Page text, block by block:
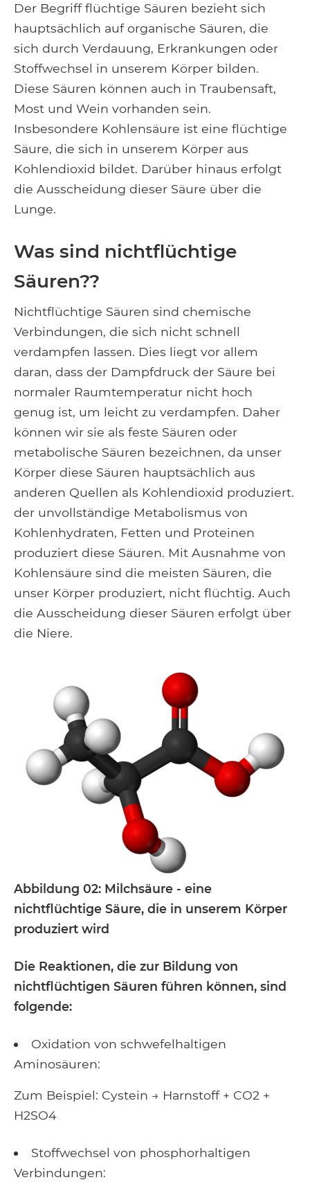
Der Begriff flüchtige Säuren bezieht sich
hauptsächlich auf organische Säuren, die
sich durch Verdauung, Erkrankungen oder
Stoffwechsel in unserem Körper bilden.
Diese Säuren können auch in Traubensaft,
Most und Wein vorhanden sein.
Insbesondere Kohlensäure ist eine flüchtige
Säure, die sich in unserem Körper aus
Kohlendioxid bildet. Darüber hinaus erfolgt
die Ausscheidung dieser Säure über die
Lunge.
Was sind nichtflüchtige
Säuren??
Nichtflüchtige Säuren sind chemische
Verbindungen, die sich nicht schnell
verdampfen lassen. Dies liegt vor allem
daran, dass der Dampfdruck der Säure bei
normaler Raumtemperatur nicht hoch
genug ist, um leicht zu verdampfen. Daher
können wir sie als feste Säuren oder
metabolische Säuren bezeichnen, da unser
Körper diese Säuren hauptsächlich aus
anderen Quellen als Kohlendioxid produziert.
der unvollständige Metabolismus von
Kohlenhydraten, Fetten und Proteinen
produziert diese Säuren. Mit Ausnahme von
Kohlensäure sind die meisten Säuren, die
unser Körper produziert, nicht flüchtig. Auch
die Ausscheidung dieser Säuren erfolgt über
die Niere.
Abbildung 02: Milchsäure - eine
nichtflüchtige Säure, die in unserem Körper
produziert wird
Die Reaktionen, die zur Bildung von
nichtflüchtigen Säuren führen können, sind
folgende:
Oxidation von schwefelhaltigen
Aminosäuren:
Zum Beispiel: Cystein → Harnstoff + CO2 +
H2SO4
Stoffwechsel von phosphorhaltigen
Verbindungen: